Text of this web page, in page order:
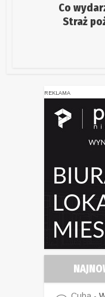
Co
Straż
REKLAMA